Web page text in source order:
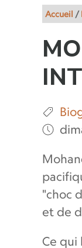
Accueil /
"choc
et de
Ce qui